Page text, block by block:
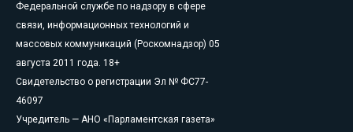
Федеральной службе по надзору в сфере
связи, информационных технологий и
массовых коммуникаций (Роскомнадзор) 05
августа 2011 года. 18+
Свидетельство о регистрации Эл № ФС77-
46097
Учредитель — АНО «Парламентская газета»